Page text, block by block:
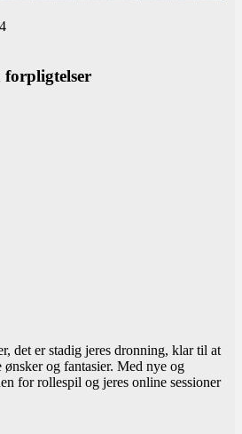
forpligtelser
det er stadig jeres dronning, klar til at
og fantasier. Med nye og
for rollespil og jeres online sessioner